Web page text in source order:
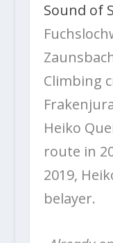
Sound of
Climbing
Heiko
route in
2019,
belayer.